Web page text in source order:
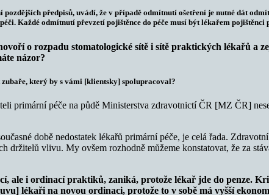
předpisů, uvádí, že v případě odmítnutí ošetření je nutné dát
Každé odmítnutí převzetí pojištěnce do péče musí být lékařem pojištěnci
o rozpadu stomatologické sítě i sítě praktických lékařů a
názor?
který by s vámi [klientsky] spolupracoval?
primární péče na půdě Ministerstva zdravotnictí ČR [MZ ČR]
době nedostatek lékařů primární péče, je celá řada.
držitelů vlivu. My ovšem rozhodně můžeme konstatovat, že za
ale i ordinací praktiků, zaniká, protože lékař jde do penze.
lékaři na novou ordinaci, protože to v sobě má vyšší